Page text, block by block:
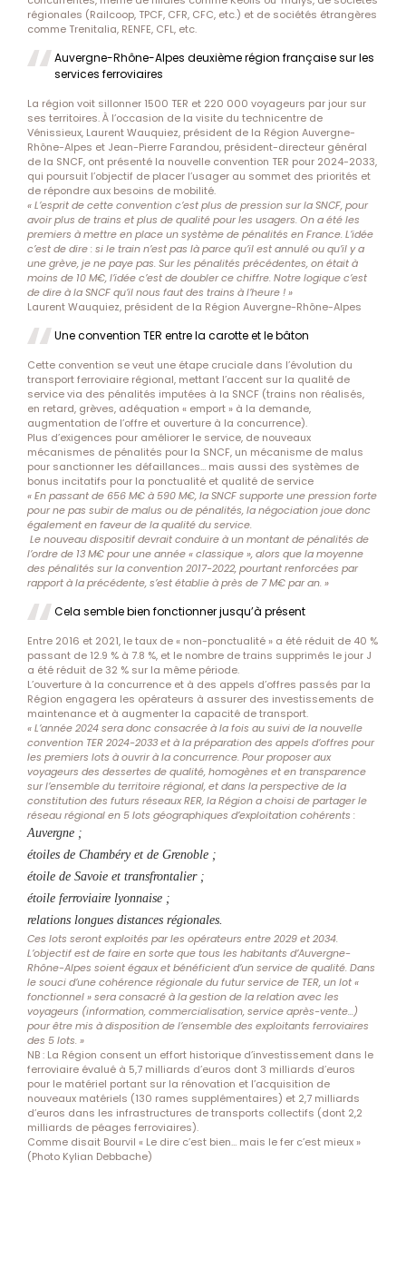
régionales (Railcoop, TPCF, CFR, CFC, etc.) et de sociétés étrangères
comme Trenitalia, RENFE, CFL, etc.
Auvergne-Rhône-Alpes deuxième région française sur les
services ferroviaires
La région voit sillonner 1500 TER et 220 000 voyageurs par jour sur
ses territoires. À l’occasion de la visite du technicentre de
Vénissieux, Laurent Wauquiez, président de la Région Auvergne-
Rhône-Alpes et Jean-Pierre Farandou, président-directeur général
de la SNCF, ont présenté la nouvelle convention TER pour 2024-2033,
qui poursuit l’objectif de placer l’usager au sommet des priorités et
de répondre aux besoins de mobilité.
« L’esprit de cette convention c’est plus de pression sur la SNCF, pour
avoir plus de trains et plus de qualité pour les usagers. On a été les
premiers à mettre en place un système de pénalités en France. L’idée
c’est de dire : si le train n’est pas là parce qu’il est annulé ou qu’il y a
une grève, je ne paye pas. Sur les pénalités précédentes, on était à
moins de 10 M€, l’idée c’est de doubler ce chiffre. Notre logique c’est
de dire à la SNCF qu’il nous faut des trains à l’heure ! »
Laurent Wauquiez, président de la Région Auvergne-Rhône-Alpes
Une convention TER entre la carotte et le bâton
Cette convention se veut une étape cruciale dans l’évolution du
transport ferroviaire régional, mettant l’accent sur la qualité de
service via des pénalités imputées à la SNCF (trains non réalisés,
en retard, grèves, adéquation « emport » à la demande,
augmentation de l’offre et ouverture à la concurrence).
Plus d’exigences pour améliorer le service, de nouveaux
mécanismes de pénalités pour la SNCF, un mécanisme de malus
pour sanctionner les défaillances… mais aussi des systèmes de
bonus incitatifs pour la ponctualité et qualité de service
« En passant de 656 M€ à 590 M€, la SNCF supporte une pression forte
pour ne pas subir de malus ou de pénalités, la négociation joue donc
également en faveur de la qualité du service.
Le nouveau dispositif devrait conduire à un montant de pénalités de
l’ordre de 13 M€ pour une année « classique », alors que la moyenne
des pénalités sur la convention 2017-2022, pourtant renforcées par
rapport à la précédente, s’est établie à près de 7 M€ par an. »
Cela semble bien fonctionner jusqu’à présent
Entre 2016 et 2021, le taux de « non-ponctualité » a été réduit de 40 %
passant de 12.9 % à 7.8 %, et le nombre de trains supprimés le jour J
a été réduit de 32 % sur la même période.
L’ouverture à la concurrence et à des appels d’offres passés par la
Région engagera les opérateurs à assurer des investissements de
maintenance et à augmenter la capacité de transport.
« L’année 2024 sera donc consacrée à la fois au suivi de la nouvelle
convention TER 2024-2033 et à la préparation des appels d’offres pour
les premiers lots à ouvrir à la concurrence. Pour proposer aux
voyageurs des dessertes de qualité, homogènes et en transparence
sur l’ensemble du territoire régional, et dans la perspective de la
constitution des futurs réseaux RER, la Région a choisi de partager le
réseau régional en 5 lots géographiques d’exploitation cohérents :
Auvergne ;
étoiles de Chambéry et de Grenoble ;
étoile de Savoie et transfrontalier ;
étoile ferroviaire lyonnaise ;
relations longues distances régionales.
Ces lots seront exploités par les opérateurs entre 2029 et 2034.
L’objectif est de faire en sorte que tous les habitants d’Auvergne-
Rhône-Alpes soient égaux et bénéficient d’un service de qualité. Dans
le souci d’une cohérence régionale du futur service de TER, un lot «
fonctionnel » sera consacré à la gestion de la relation avec les
voyageurs (information, commercialisation, service après-vente…)
pour être mis à disposition de l’ensemble des exploitants ferroviaires
des 5 lots. »
NB : La Région consent un effort historique d’investissement dans le
ferroviaire évalué à 5,7 milliards d’euros dont 3 milliards d’euros
pour le matériel portant sur la rénovation et l’acquisition de
nouveaux matériels (130 rames supplémentaires) et 2,7 milliards
d’euros dans les infrastructures de transports collectifs (dont 2,2
milliards de péages ferroviaires).
Comme disait Bourvil « Le dire c’est bien… mais le fer c’est mieux »
(Photo Kylian Debbache)